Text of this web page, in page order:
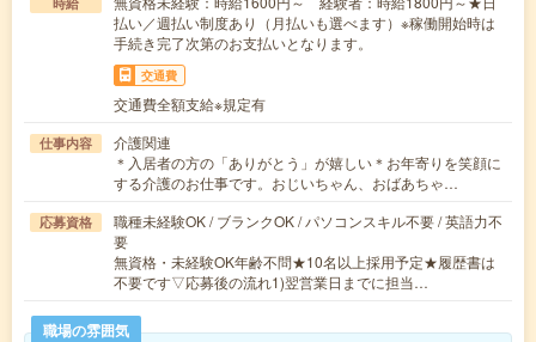
払い／週払い制度あり（月払いも選べます）※稼働開始時は
手続き完了次第のお支払いとなります。
交通費
交通費全額支給※規定有
仕事内容
介護関連
＊入居者の方の「ありがとう」が嬉しい＊お年寄りを笑顔に
する介護のお仕事です。おじいちゃん、おばあちゃ…
応募資格
職種未経験OK / ブランクOK / パソコンスキル不要 / 英語力不
要
無資格・未経験OK年齢不問★10名以上採用予定★履歴書は
不要です▽応募後の流れ1)翌営業日までに担当…
職場の雰囲気